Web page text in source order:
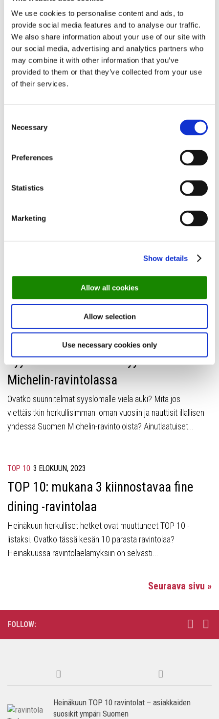
We use cookies to personalise content and ads, to
provide social media features and to analyse our traffic.
We also share information about your use of our site with
our social media, advertising and analytics partners who
may combine it with other information that you’ve
provided to them or that they’ve collected from your use
of their services.
Selection
Necessary
Preferences
Statistics
Marketing
Show details
Allow all cookies
Allow selection
Use necessary cookies only
HELSINKI 8 ELOKUUN, 2024
Michelin-ravintolat Helsingissä: Grön
joukkoon. Toista tähteä tavoitteleva huippuravintola luottaa
hyviin...
Ennätysmäärä ääniä: Suomen 50
Yli 400 ravintola-alan ammattilaista on yhtä mieltä: Palace on
16 LOKAKUUN, 2023
Syysloma! Mikä ihana syy vierailla
Michelin-ravintolassa
Ovatko suunnitelmat syyslomalle vielä auki? Mitä jos
viettäisitkin herkullisimman loman vuosiin ja nauttisit illallisen
yhdessä Suomen Michelin-ravintoloista? Ainutlaatuiset...
TOP 10 3 ELOKUUN, 2023
TOP 10: mukana 3 kiinnostavaa fine
dining -ravintolaa
Heinäkuun herkulliset hetket ovat muuttuneet TOP 10 -
listaksi. Ovatko tässä kesän 10 parasta ravintolaa?
Heinäkuussa ravintolaelämyksiin on selvästi...
Seuraava sivu »
FOLLOW:
Heinäkuun TOP 10 ravintolat – asiakkaiden
suosikit ympäri Suomen